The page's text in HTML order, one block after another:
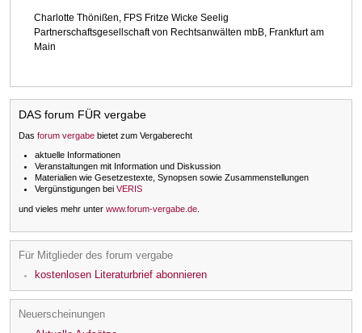
Charlotte Thönißen, FPS Fritze Wicke Seelig
Partnerschaftsgesellschaft von Rechtsanwälten mbB, Frankfurt am
Main
DAS forum FÜR vergabe
Das forum vergabe bietet zum Vergaberecht
aktuelle Informationen
Veranstaltungen mit Information und Diskussion
Materialien wie Gesetzestexte, Synopsen sowie Zusammenstellungen
Vergünstigungen bei VERIS
und vieles mehr unter www.forum-vergabe.de
Für Mitglieder des forum vergabe
kostenlosen Literaturbrief abonnieren
Neuerscheinungen